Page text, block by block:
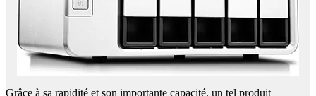
Grâce à sa rapidité et son importante capacité, un tel produit